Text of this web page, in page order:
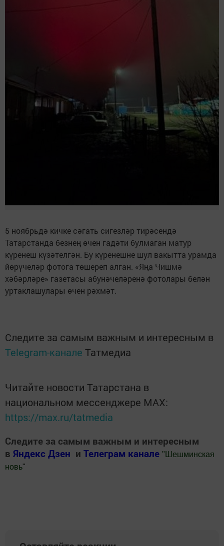
5 ноябрьдә кичке сәгать сигезләр тирәсендә
Татарстанда безнең өчен гадәти булмаган матур
күренеш күзәтелгән. Бу күренешне шул вакытта урамда
йөрүчеләр фотога төшереп алган. «Яңа Чишмә
хәбәрләре» газетасы абунәчеләренә фотолары белән
уртаклашулары өчен рәхмәт.
Следите за самым важным и интересным в
Telegram-канале Татмедиа
Читайте новости Татарстана в
национальном мессенджере MАХ:
https://max.ru/tatmedia
Следите за самым важным и интересным
в Яндекс Дзен и Телеграм канале " Шешминская
новь"